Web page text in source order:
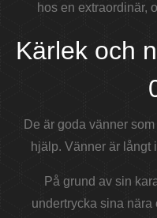
hos en extraordinär,
Kärlek och
De är goda vänner
hjälp. Vänner är långt
På grund av sin
undertrycka sina nära